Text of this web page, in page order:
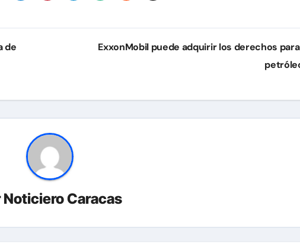
de
ExxonMobil puede adquirir los derechos
Noticiero Caracas